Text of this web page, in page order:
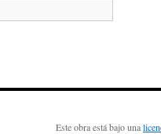
Este obra está bajo una